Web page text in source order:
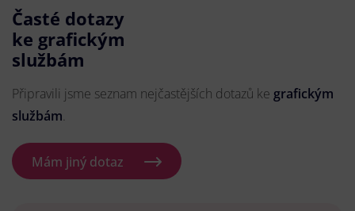
Časté dotazy
ke grafickým
službám
Připravili jsme seznam nejčastějších dotazů ke grafickým
službám.
Mám jiný dotaz